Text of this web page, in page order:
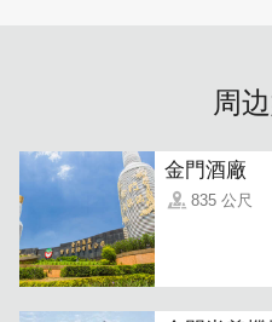
厅堂外侧是大片精美花砖，
爱闽式建筑元素的话，可以
可见许多独具特色的古厝，
究竟~
周
金門酒廠
835 公尺